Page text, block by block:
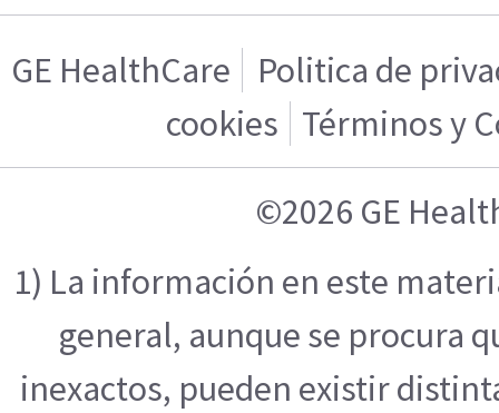
GE HealthCare
Politica de
cookies Términos y
©2026 GE
1) La información en este
general, aunque se procura
inexactos, pueden existir